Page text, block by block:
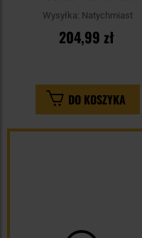
Wysyłka: Natychmiast
204,99 zł
DO KOSZYKA